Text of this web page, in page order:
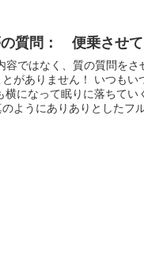
質問： 便乗させ
容ではなく、質の質問を
とがありません！ いつも
横になって眠りに落ちてい
のようにありありとしたフ